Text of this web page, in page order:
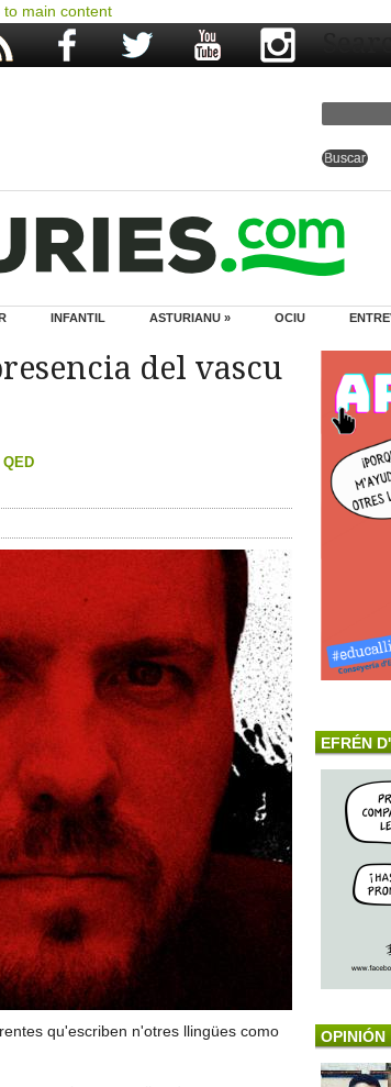
to main content
INFANTIL ASTURIANU » OCIU
del vascu
qu'escriben n'otres llingües como
EFRÉN
OPINIÓN